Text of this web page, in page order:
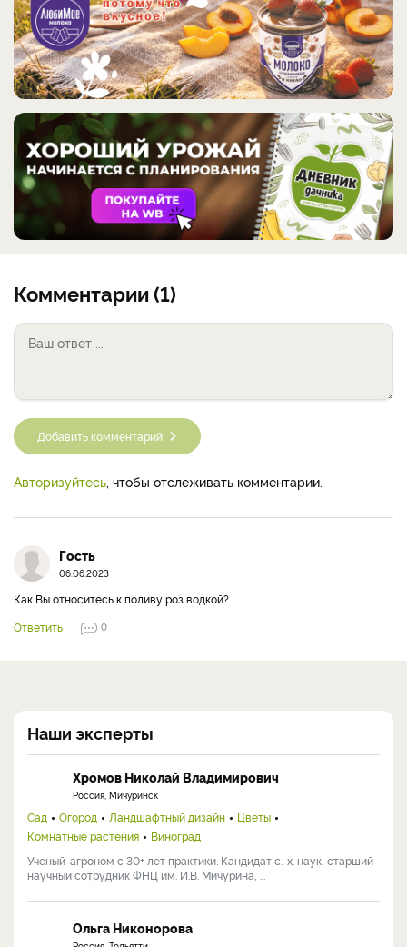
Комментарии (1)
Добавить комментарий
Авторизуйтесь , чтобы отслеживать комментарии.
Гость
06.06.2023
Как Вы относитесь к поливу роз водкой?
Ответить
0
Наши эксперты
Хромов Николай Владимирович
Россия, Мичуринск
Сад Огород Ландшафтный дизайн
Цветы
Комнатные растения
Виноград
Ученый-агроном с 30+ лет практики. Кандидат с.-х. наук, старший
научный сотрудник ФНЦ им. И.В. Мичурина, ...
Ольга Никонорова